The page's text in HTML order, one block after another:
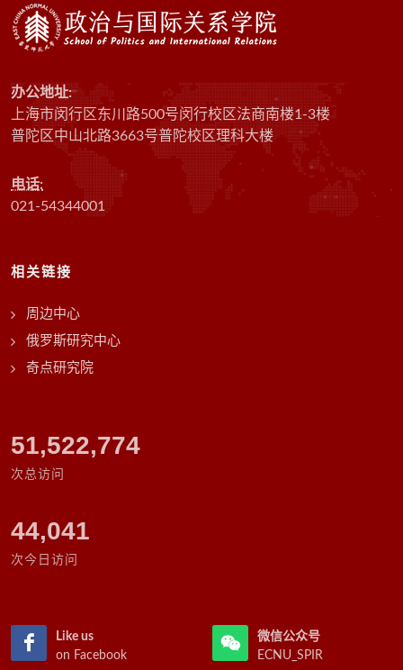
办公地址:
上海市闵行区东川路500号闵行校区法商南楼1-3楼
普陀区中山北路3663号普陀校区理科大楼
电话:
021-54344001
相关链接
周边中心
俄罗斯研究中心
奇点研究院
53,184,798
次总访问
44,041
次今日访问
Like us
on Facebook
微信公众号
ECNU_SPIR